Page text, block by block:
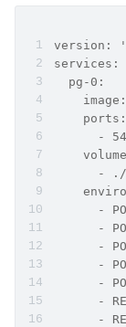
version:
services:
  pg-0:
    ports:
-
-
-
-
-
-
-
-
-